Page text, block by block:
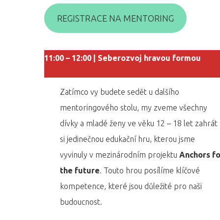
REGISTRACE NA MENTORING
11:00 – 12:00 | Seberozvoj hravou formou
Zatímco vy budete sedět u dalšího
mentoringového stolu, my zveme všechny
dívky a mladé ženy ve věku 12 – 18 let zahrát
si jedinečnou edukační hru, kterou jsme
vyvinuly v mezinárodním projektu Anchors
the future. Touto hrou posílíme klíčové
kompetence, které jsou důležité pro naši
budoucnost.